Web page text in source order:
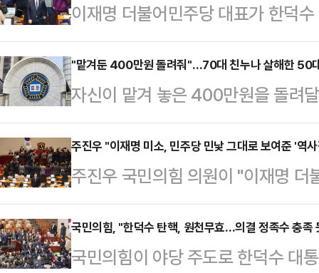
이재명 더불어민주당 대표가 한덕
렸다. 이 나라는 대통령 권한대행의
접어들었다.일본 최대 뉴스통신사
야당 더불어민주당의 주도로 대통
추안을 가결시켰다"며 "윤석열 대
지 탄핵한 것은 초유의 사태라, 국
다.일본의 3대 중앙일간지 중의 하
新聞)은 '부총리가 대통령 대…
"맡겨둔 400만원 돌려줘"…70대 친누나 살해한 50
자신이 맡겨 놓은 400만원을 돌려
한 혐의로 기소된 동생이 항소심에
계에 따르면 수원고법 형사2-2부(
살인 혐의로 기소돼 1심에서 징역
공판에서 원심 양형을 유지했다.A
지에서 B씨에게 폭력을 행사해 숨
는 피해자에게 "내가 맡겨 놓은
주진우 "이재명 미소, 민주당 민낯 그대로 보여준 '역
주진우 국민의힘 의원이 "이재명
민낯을 그대로 국민 앞에 보여준 '
28일 자신의 SNS에서 "무너지는
정과 이재명 민주당 대표의 득의양
국민의힘, "한덕수 탄핵, 원천무효…의결 정족수 충족
국민의힘이 야당 주도로 한덕수 대